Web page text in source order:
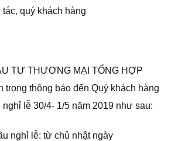
tác, quý khách hàng
TƯ THƯƠNG MẠI TỔNG HỢP
trọng thông báo đến Quý khách hàng
lễ 30/4- 1/5 năm 2019 như sau:
nghỉ lễ: từ chủ nhật ngày